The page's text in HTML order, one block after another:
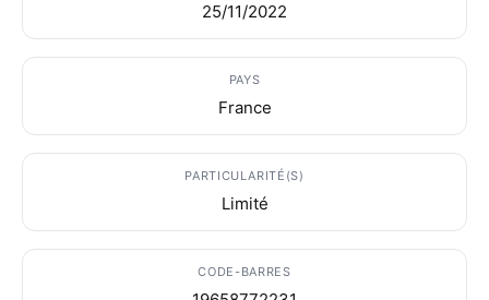
25/11/2022
PAYS
France
PARTICULARITÉ(S)
Limité
CODE-BARRES